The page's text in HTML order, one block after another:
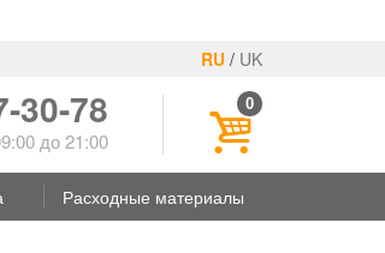
RU / UK
30-78
до 21:00
0
Расходные материалы